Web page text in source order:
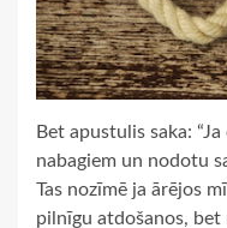
Bet apustulis saka:
nabagiem un nodotu
Tas nozīmē ja ārējos
pilnīgu atdošanos, bet